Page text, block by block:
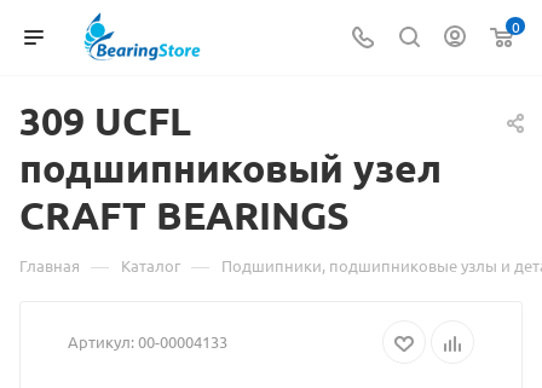
0
309 UCFL
о
товаре
309
подшипниковый
подшипниковый узел
CRAFT BEARINGS
Главная — Каталог — Подшипники, подшипниковые узлы и
Артикул:00-00004133